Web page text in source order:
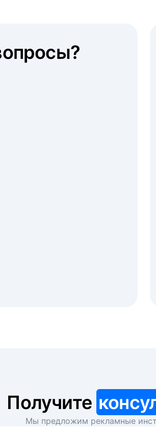
Получите
Мы предложим рекламные